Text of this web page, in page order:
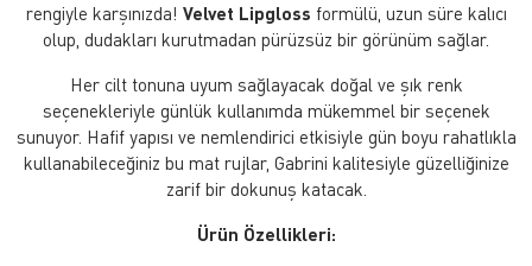
rengiyle karşınızda! Velvet Lipgloss formülü, uzun süre kalıcı
olup, dudakları kurutmadan pürüzsüz bir görünüm sağlar.
Her cilt tonuna uyum sağlayacak doğal ve şık renk
seçenekleriyle günlük kullanımda mükemmel bir seçenek
sunuyor. Hafif yapısı ve nemlendirici etkisiyle gün boyu rahatlıkla
kullanabileceğiniz bu mat rujlar, Gabrini kalitesiyle güzelliğinize
zarif bir dokunuş katacak.
Ürün Özellikleri: